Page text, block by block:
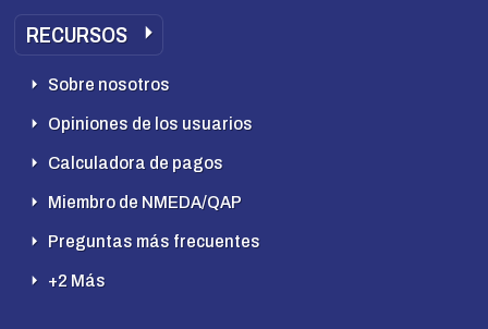
RECURSOS
Sobre nosotros
Opiniones de los usuarios
Calculadora de pagos
Miembro de NMEDA/QAP
Preguntas más frecuentes
+2 Más